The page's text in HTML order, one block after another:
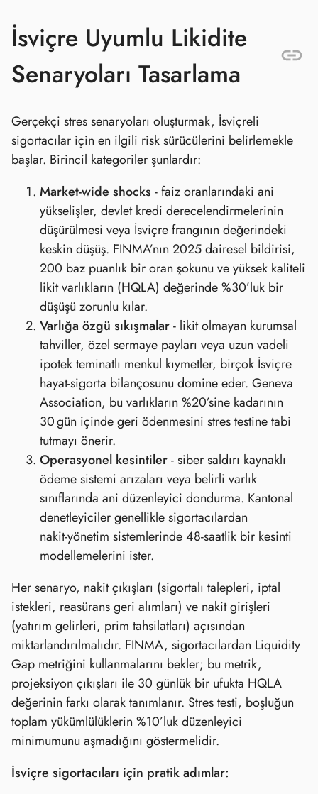
İsviçre Uyumlu Likidite
Senaryoları Tasarlama
Gerçekçi stres senaryoları oluşturmak, İsviçreli
sigortacılar için en ilgili risk sürücülerini belirlemekle
başlar. Birincil kategoriler şunlardır:
Market‑wide shocks - faiz oranlarındaki ani
yükselişler, devlet kredi derecelendirmelerinin
düşürülmesi veya İsviçre frangının değerindeki
keskin düşüş. FINMA’nın 2025 dairesel bildirisi,
200 baz puanlık bir oran şokunu ve yüksek kaliteli
likit varlıkların (HQLA) değerinde %30’luk bir
düşüşü zorunlu kılar.
Varlığa özgü sıkışmalar- likit olmayan kurumsal
tahviller, özel sermaye payları veya uzun vadeli
ipotek teminatlı menkul kıymetler, birçok İsviçre
hayat‑sigorta bilançosunu domine eder. Geneva
Association, bu varlıkların %20’sine kadarının
30 gün içinde geri ödenmesini stres testine tabi
tutmayı önerir.
Operasyonel kesintiler- siber saldırı kaynaklı
ödeme sistemi arızaları veya belirli varlık
sınıflarında ani düzenleyici dondurma. Kantonal
denetleyiciler genellikle sigortacılardan
nakit‑yönetim sistemlerinde 48‑saatlik bir kesinti
modellemelerini ister.
Her senaryo, nakit çıkışları (sigortalı talepleri, iptal
istekleri, reasürans geri alımları) ve nakit girişleri
(yatırım gelirleri, prim tahsilatları) açısından
miktarlandırılmalıdır. FINMA, sigortacılardan Liquidity
Gap metriğini kullanmalarını bekler; bu metrik,
projeksiyon çıkışları ile 30 günlük bir ufukta HQLA
değerinin farkı olarak tanımlanır. Stres testi, boşluğun
toplam yükümlülüklerin %10’luk düzenleyici
minimumunu aşmadığını göstermelidir.
İsviçre sigortacıları için pratik adımlar: